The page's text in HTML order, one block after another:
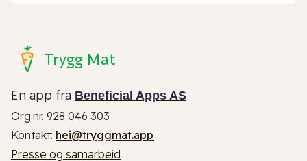
Trygg Mat
En app fra Beneficial Apps AS
Org.nr. 928 046 303
Kontakt: hei@tryggmat.app
Presse og samarbeid